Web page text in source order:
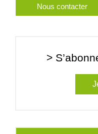
Nous contacter
>